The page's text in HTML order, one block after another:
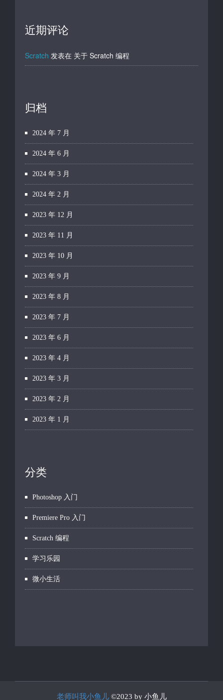
近期评论
Scratch 发表在 关于 Scratch 编程
归档
2024 年 7 月
2024 年 6 月
2024 年 3 月
2024 年 2 月
2023 年 12 月
2023 年 11 月
2023 年 10 月
2023 年 9 月
2023 年 8 月
2023 年 7 月
2023 年 6 月
2023 年 4 月
2023 年 3 月
2023 年 2 月
2023 年 1 月
分类
Photoshop 入门
Premiere Pro 入门
Scratch 编程
学习乐园
微小生活
老师叫我小鱼儿©2023 by 小鱼儿